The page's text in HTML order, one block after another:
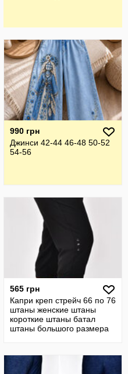
990 грн
Джинси 42-44 46-48 50-52
54-56
565 грн
Капри креп стрейч 66 по 76
штаны женские штаны
короткие штаны батал
штаны большого размера